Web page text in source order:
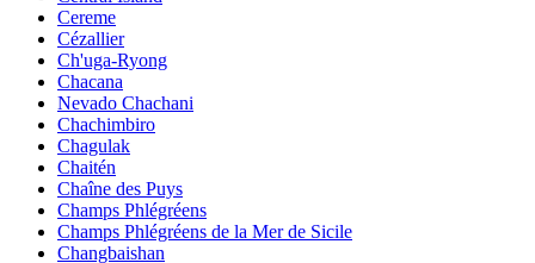
Cereme
Cézallier
Ch'uga-Ryong
Chacana
Nevado Chachani
Chachimbiro
Chagulak
Chaitén
Chaîne des Puys
Champs Phlégréens
Champs Phlégréens de la Mer de Sicile
Changbaishan